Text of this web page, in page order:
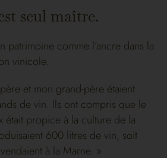
seul maître.
patrimoine comme l’ancre dans la
vinicole.
et mon grand-père étaient
de vin. Ils ont compris que le
était propice à la culture de la
600 litres de vin, soit
à la Marne. »